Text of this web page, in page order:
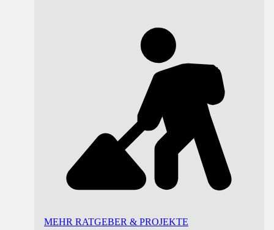
MEHR RATGEBER & PROJEKTE